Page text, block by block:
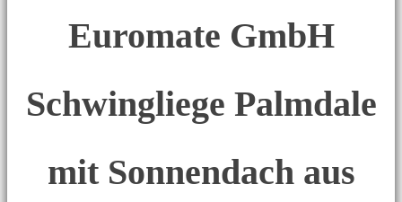
Euromate GmbH
Schwingliege Palmdale
mit Sonnendach aus